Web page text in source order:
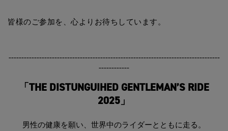
皆様のご参加を、心よりお待ちしています。
-----------------------------------------------------------------------------------
------------
「THE DISTUNGUIHED GENTLEMAN’S RIDE
2025」
男性の健康を願い、世界中のライダーとともに走る。